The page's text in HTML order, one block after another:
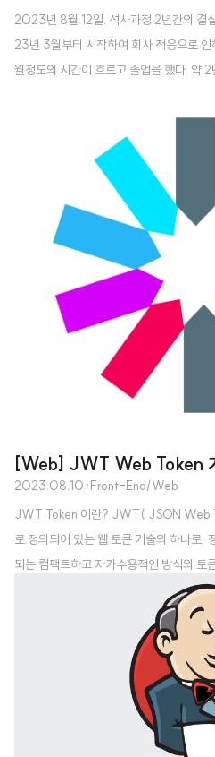
2023년 8월 12일. 석사과정 2년간의 결
23년 3월부터 시작하여 회사 적응으로
월정도의 시간이 흐르고 졸업을 했다. 약
다. 논문 결과는 아쉬움이 많았지만 그래
다. 오늘 졸업식을 통해 2년간의 노력의
대여했다. 석사부터 학위복은 학사과정과
오렌지색은 공학분야 학위를 의미하는 컬
의미하는 두줄의 쉐브론 장식은 없었다.
위해 셀프사진관 오..
[Web] JWT Web Token
2023.08.10 ·Front-End/Web
JWT Token 이란? JWT( JSON Web
로 정의되어 있는 웹 토큰 기술의 하나로,
되는 컴팩트하고 자가수용적인 방식의 토
용된다. 세션과 비교하여 가장 큰 장점은
과 다르게 JWT 토큰 인증 방식은 상태를
행하기 때문에 상태 접근을 위한 부하를
접근자가 누구인지 확인하는 절차 인가
에게 권한을 허락하는 절차 JWT Token
Payload, Signature 를 ..